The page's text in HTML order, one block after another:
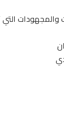
والمجهودات